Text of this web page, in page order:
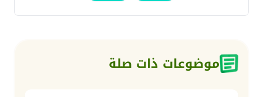
موضوعات ذات صلة